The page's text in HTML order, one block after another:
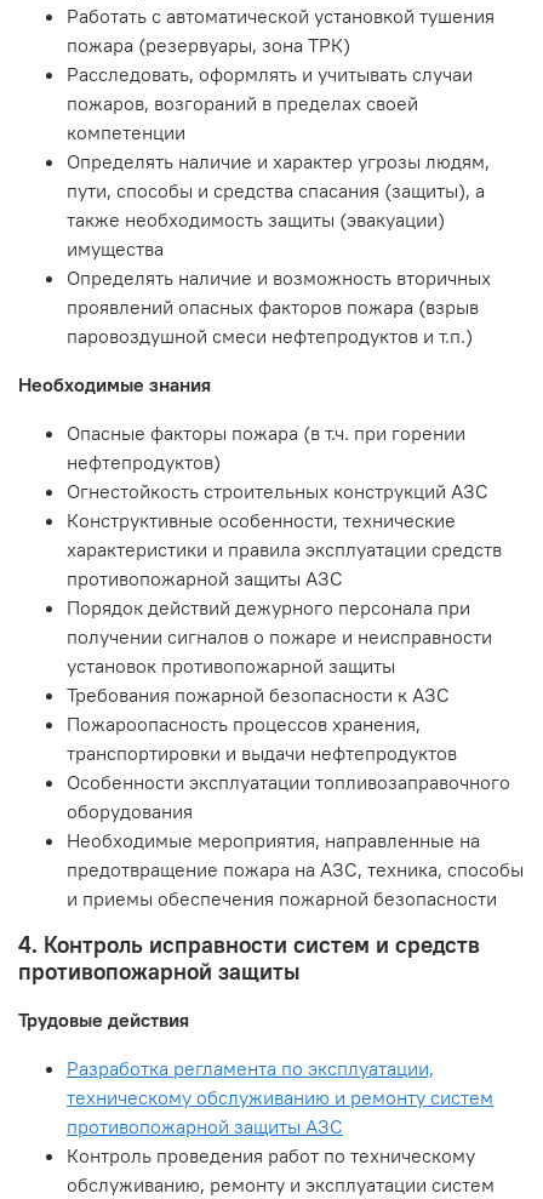
Работать с автоматической установкой тушения
пожара (резервуары, зона ТРК)
Расследовать, оформлять и учитывать случаи
пожаров, возгораний в пределах своей
компетенции
Определять наличие и характер угрозы людям,
пути, способы и средства спасания (защиты), а
также необходимость защиты (эвакуации)
имущества
Определять наличие и возможность вторичных
проявлений опасных факторов пожара (взрыв
паровоздушной смеси нефтепродуктов и т.п.)
Необходимые знания
Опасные факторы пожара (в т.ч. при горении
нефтепродуктов)
Огнестойкость строительных конструкций АЗС
Конструктивные особенности, технические
характеристики и правила эксплуатации средств
противопожарной защиты АЗС
Порядок действий дежурного персонала при
получении сигналов о пожаре и неисправности
установок противопожарной защиты
Требования пожарной безопасности к АЗС
Пожароопасность процессов хранения,
транспортировки и выдачи нефтепродуктов
Особенности эксплуатации топливозаправочного
оборудования
Необходимые мероприятия, направленные на
предотвращение пожара на АЗС, техника, способы
и приемы обеспечения пожарной безопасности
4. Контроль исправности систем и средств
противопожарной защиты
Трудовые действия
Разработка регламента по эксплуатации,
техническому обслуживанию и ремонту систем
противопожарной защиты АЗС
Контроль проведения работ по техническому
обслуживанию, ремонту и эксплуатации систем